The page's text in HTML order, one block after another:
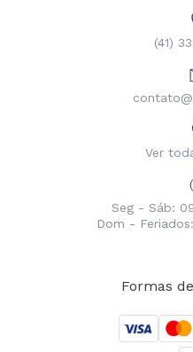
(41)
Ver
Seg - Sáb:
Dom -
Formas